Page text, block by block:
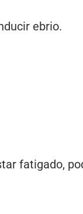
ebrio.
fatigado,